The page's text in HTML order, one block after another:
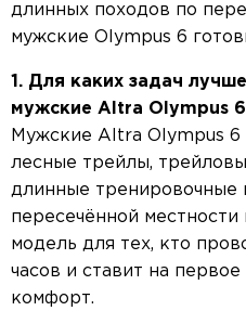
длинных походов по
мужские Olympus 6
1. Для каких задач
мужские Altra Olympus
Мужские Altra Olympus 6
лесные трейлы,
длинные тренировочные
пересечённой
модель для тех, кто
часов и ставит на
комфорт.